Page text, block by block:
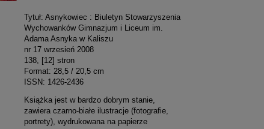
Tytuł: Asnykowiec : Biuletyn Stowarzyszenia
Wychowanków Gimnazjum i Liceum im.
Adama Asnyka w Kaliszu
nr 17 wrzesień 2008
138, [12] stron
Format: 28,5 / 20,5 cm
ISSN: 1426-2436
Książka jest w bardzo dobrym stanie,
zawiera czarno-białe ilustracje (fotografie,
portrety), wydrukowana na papierze